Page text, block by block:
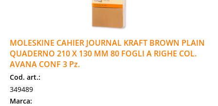
MOLESKINE CAHIER JOURNAL KRAFT BROWN PLAIN
QUADERNO 210 X 130 MM 80 FOGLI A RIGHE COL.
AVANA CONF 3 Pz.
Cod. art.:
349489
Marca: